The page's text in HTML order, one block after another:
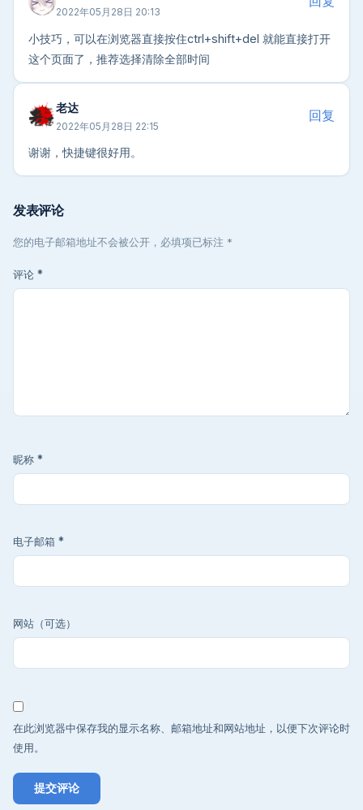
2022年05月28日 20:13
小技巧，可以在浏览器直接按住ctrl+shift+del 就能直接打开
这个页面了，推荐选择清除全部时间
老达
2022年05月28日 22:15
回复
谢谢，快捷键很好用。
发表评论
您的电子邮箱地址不会被公开，必填项已标注 *
评论 *
昵称 *
电子邮箱 *
网站（可选）
在此浏览器中保存我的显示名称、邮箱地址和网站地址，以便下次评论时
使用。